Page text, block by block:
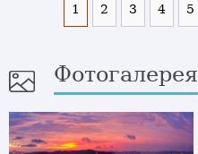
1 2 3 4 5
Фотогалерея